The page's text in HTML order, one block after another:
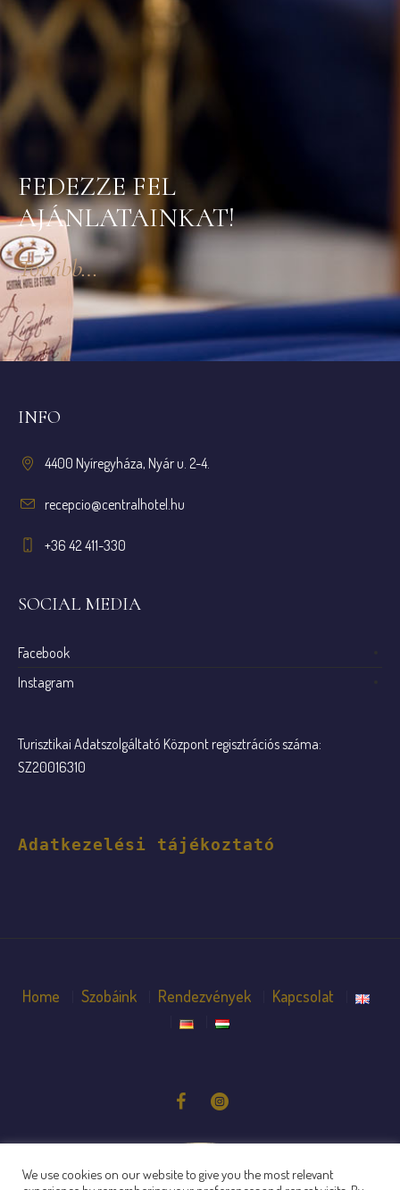
FEDEZZE FEL
AJÁNLATAINKAT!
Tovább…
INFO
4400 Nyíregyháza, Nyár u. 2-4.
recepcio@centralhotel.hu
+36 42 411-330
SOCIAL MEDIA
Facebook
Instagram
Turisztikai Adatszolgáltató Központ regisztrációs száma:
SZ20016310
Adatkezelési tájékoztató
Home Szobáink Rendezvények Kapcsolat
We use cookies on our website to give you the most relevant